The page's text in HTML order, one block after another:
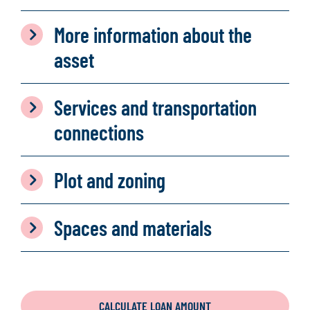
More information about the
asset
Services and transportation
connections
Plot and zoning
Spaces and materials
CALCULATE LOAN AMOUNT